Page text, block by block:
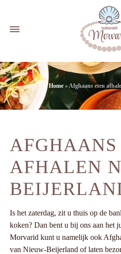
Home»Afghaans eten
AFHALEN
Is het zaterdag, zit u thuis op de
koken? Dan bent u bij ons aan het
Morvarid kunt u namelijk ook
van Nieuw-Beijerland of laten